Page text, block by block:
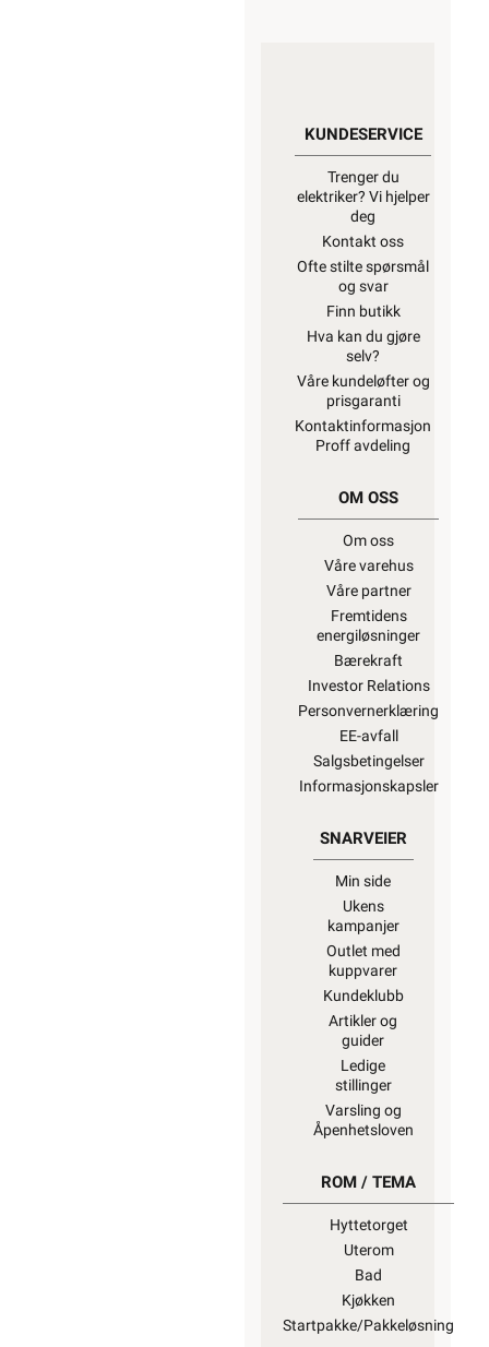
KUNDESERVICE
Trenger du
elektriker? Vi hjelper
deg
Kontakt oss
Ofte stilte spørsmål
og svar
Finn butikk
Hva kan du gjøre
selv?
Våre kundeløfter og
prisgaranti
Kontaktinformasjon
Proff avdeling
OM OSS
Om oss
Våre varehus
Våre partner
Fremtidens
energiløsninger
Bærekraft
Investor Relations
Personvernerklæring
EE-avfall
Salgsbetingelser
Informasjonskapsler
SNARVEIER
Min side
Ukens
kampanjer
Outlet med
kuppvarer
Kundeklubb
Artikler og
guider
Ledige
stillinger
Varsling og
Åpenhetsloven
ROM / TEMA
Hyttetorget
Uterom
Bad
Kjøkken
Startpakke/Pakkeløsning